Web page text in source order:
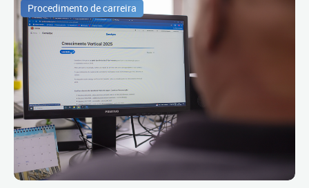
Procedimento de carreira